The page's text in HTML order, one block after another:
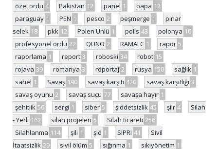
özel ordu 4 Pakistan 12 panel 1 papa 12
paraguay 1 PEN 1 pesco 2 peşmerge 1
pınar
selek 18 pkk 12 Polen Ünlü 1 polis 43 polonya 10
profesyonel ordu 22 QUNO 2 RAMALC 1 rapor 5
raporlama 1 report 3 roboski 34 robot 15
rojava 39 romanya 3 röportaj 2 rusya 150 sağlık 1
sahel 1 Savaş 190 savaş karşıtı 420 savaş karşıtlığı 3
savaş oyunu 2 savaş suçu 77 savaşa hayır 1
şehitlik 56 sergi 1 siber 5 şiddetsizlik 45 şiir 4
Silah
- Yerli 162 silah projeleri 5 Silah ticareti 256
Silahlanma 114 şili 1 şiö 1 SIPRI 41
Sivil
İtaatsizlik 29 sivil ölüm 5 sığınma 1 sıkıyönetim 1